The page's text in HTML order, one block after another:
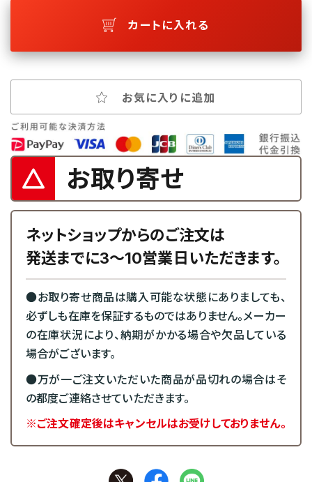
カートに入れる
お気に入りに追加
お取り寄せ
ネットショップからのご注文は
発送までに3～10営業日いただきます。
●お取り寄せ商品は購入可能な状態にありましても、
必ずしも在庫を保証するものではありません。メーカー
の在庫状況により、納期がかかる場合や欠品している
場合がございます。
●万が一ご注文いただいた商品が品切れの場合はそ
の都度ご連絡させていただきます。
※ご注文確定後はキャンセルはお受けしておりません。